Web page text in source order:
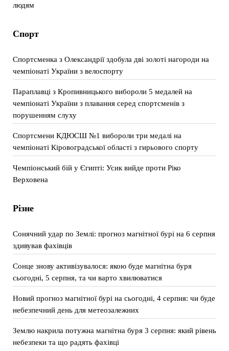
людям
Спорт
Спортсменка з Олександрії здобула дві золоті нагороди на
чемпіонаті України з велоспорту
Параплавці з Кропивницького вибороли 5 медалей на
чемпіонаті України з плавання серед спортсменів з
порушенням слуху
Спортсмени КДЮСШ №1 вибороли три медалі на
чемпіонаті Кіровоградської області з гирьового спорту
Чемпіонський бій у Єгипті: Усик вийде проти Ріко
Верховена
Різне
Сонячний удар по Землі: прогноз магнітної бурі на 6 серпня
здивував фахівців
Сонце знову активізувалося: якою буде магнітна буря
сьогодні, 5 серпня, та чи варто хвилюватися
Новий прогноз магнітної бурі на сьогодні, 4 серпня: чи буде
небезпечний день для метеозалежних
Землю накрила потужна магнітна буря 3 серпня: який рівень
небезпеки та що радять фахівці